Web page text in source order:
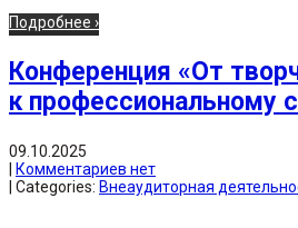
Подробнее ›
Конференция «От
к профессиональному
09.10.2025
Комментариев нет
| Categories: Внеаудиторная